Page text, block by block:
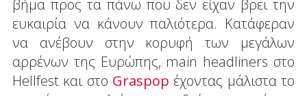
βήμα προς τα πάνω που δεν είχαν βρει την
ευκαιρία να κάνουν παλιότερα. Κατάφεραν
να ανέβουν στην κορυφή των μεγάλων
αρρένων της Ευρώπης, main headliners στο
Hellfest και στο Graspop έχοντας μάλιστα το